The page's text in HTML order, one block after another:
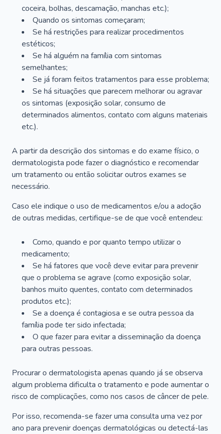
coceira, bolhas, descamação, manchas etc.);
Quando os sintomas começaram;
Se há restrições para realizar procedimentos
estéticos;
Se há alguém na família com sintomas
semelhantes;
Se já foram feitos tratamentos para esse problema;
Se há situações que parecem melhorar ou agravar
os sintomas (exposição solar, consumo de
determinados alimentos, contato com alguns materiais
etc.).
A partir da descrição dos sintomas e do exame físico, o
dermatologista pode fazer o diagnóstico e recomendar
um tratamento ou então solicitar outros exames se
necessário.
Caso ele indique o uso de medicamentos e/ou a adoção
de outras medidas, certifique-se de que você entendeu:
Como, quando e por quanto tempo utilizar o
medicamento;
Se há fatores que você deve evitar para prevenir
que o problema se agrave (como exposição solar,
banhos muito quentes, contato com determinados
produtos etc.);
Se a doença é contagiosa e se outra pessoa da
família pode ter sido infectada;
O que fazer para evitar a disseminação da doença
para outras pessoas.
Procurar o dermatologista apenas quando já se observa
algum problema dificulta o tratamento e pode aumentar o
risco de complicações, como nos casos de câncer de pele.
Por isso, recomenda-se fazer uma consulta uma vez por
ano para prevenir doenças dermatológicas ou detectá-las